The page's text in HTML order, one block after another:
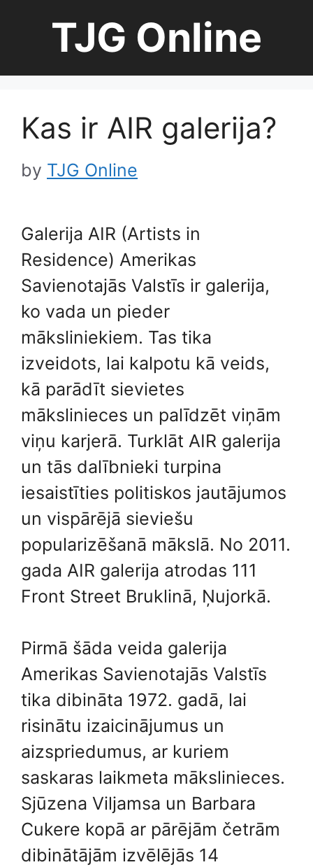
TJG Online
Kas ir AIR galerija?
by TJG Online
Galerija AIR (Artists in
Residence) Amerikas
Savienotajās Valstīs ir galerija,
ko vada un pieder
māksliniekiem. Tas tika
izveidots, lai kalpotu kā veids,
kā parādīt sievietes
mākslinieces un palīdzēt viņām
viņu karjerā. Turklāt AIR galerija
un tās dalībnieki turpina
iesaistīties politiskos jautājumos
un vispārējā sieviešu
popularizēšanā mākslā. No 2011.
gada AIR galerija atrodas 111
Front Street Bruklinā, Ņujorkā.
Pirmā šāda veida galerija
Amerikas Savienotajās Valstīs
tika dibināta 1972. gadā, lai
risinātu izaicinājumus un
aizspriedumus, ar kuriem
saskaras laikmeta mākslinieces.
Sjūzena Viljamsa un Barbara
Cukere kopā ar pārējām četrām
dibinātājām izvēlējās 14